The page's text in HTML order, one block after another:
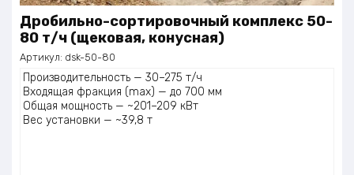
Дробильно-сортировочный комплекс 50-
80 т/ч (щековая, конусная)
Артикул: dsk-50-80
Производительность — 30–275 т/ч
Входящая фракция (max) — до 700 мм
Общая мощность — ~201–209 кВт
Вес установки — ~39,8 т